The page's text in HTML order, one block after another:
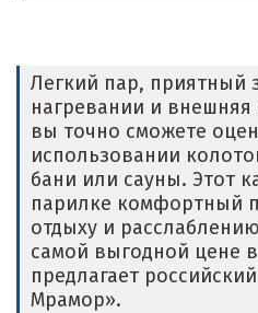
Легкий пар, приятный
нагревании и внешняя
вы точно сможете
использовании
бани или сауны. Этот
парилке комфортный
отдыху и
самой выгодной цене
предлагает
Мрамор».